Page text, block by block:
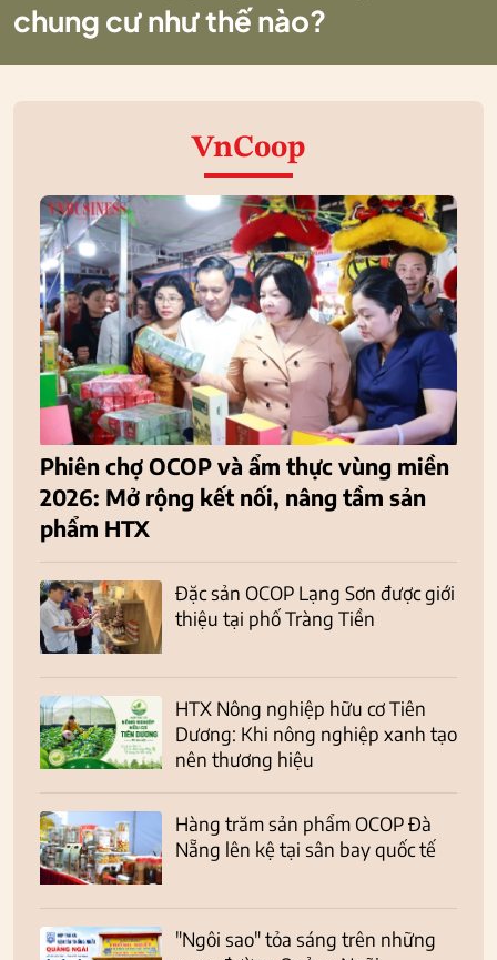
chung cư như thế nào?
VnCoop
Phiên chợ OCOP và ẩm thực vùng miền
2026: Mở rộng kết nối, nâng tầm sản
phẩm HTX
Đặc sản OCOP Lạng Sơn được giới
thiệu tại phố Tràng Tiền
HTX Nông nghiệp hữu cơ Tiên
Dương: Khi nông nghiệp xanh tạo
nên thương hiệu
Hàng trăm sản phẩm OCOP Đà
Nẵng lên kệ tại sân bay quốc tế
"Ngôi sao" tỏa sáng trên những